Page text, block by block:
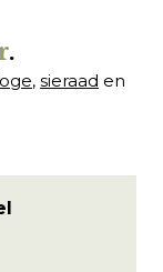
.
, sieraad en